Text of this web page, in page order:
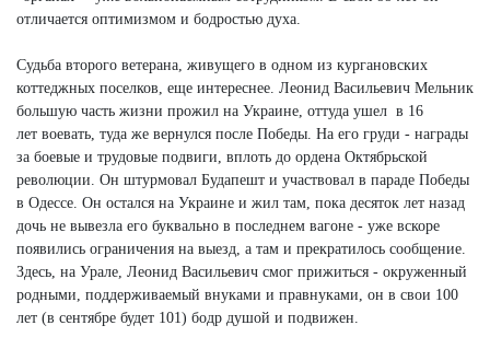
отличается оптимизмом и бодростью духа.
Судьба второго ветерана, живущего в одном из кургановских
коттеджных поселков, еще интереснее. Леонид Васильевич Мельник
большую часть жизни прожил на Украине, оттуда ушел в 16
лет воевать, туда же вернулся после Победы. На его груди - награды
за боевые и трудовые подвиги, вплоть до ордена Октябрьской
революции. Он штурмовал Будапешт и участвовал в параде Победы
в Одессе. Он остался на Украине и жил там, пока десяток лет назад
дочь не вывезла его буквально в последнем вагоне - уже вскоре
появились ограничения на выезд, а там и прекратилось сообщение.
Здесь, на Урале, Леонид Васильевич смог прижиться - окруженный
родными, поддерживаемый внуками и правнуками, он в свои 100
лет (в сентябре будет 101) бодр душой и подвижен.